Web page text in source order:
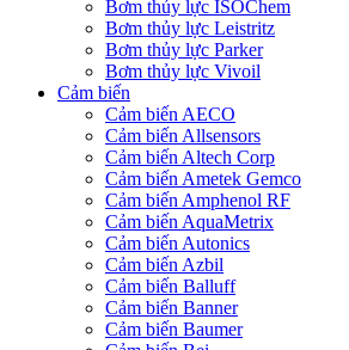
Bơm thủy lực ISOChem
Bơm thủy lực Leistritz
Bơm thủy lực Parker
Bơm thủy lực Vivoil
Cảm biến
Cảm biến AECO
Cảm biến Allsensors
Cảm biến Altech Corp
Cảm biến Ametek Gemco
Cảm biến Amphenol RF
Cảm biến AquaMetrix
Cảm biến Autonics
Cảm biến Azbil
Cảm biến Balluff
Cảm biến Banner
Cảm biến Baumer